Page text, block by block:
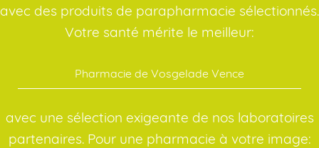
avec des produits de parapharmacie sélectionnés.
Votre santé mérite le meilleur:
Pharmacie de Vosgelade Vence
avec une sélection exigeante de nos laboratoires
partenaires. Pour une pharmacie à votre image: